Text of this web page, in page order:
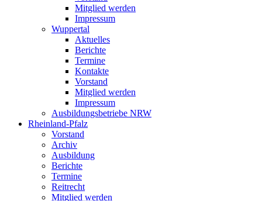
Mitglied werden
Impressum
Wuppertal
Aktuelles
Berichte
Termine
Kontakte
Vorstand
Mitglied werden
Impressum
Ausbildungsbetriebe NRW
Rheinland-Pfalz
Vorstand
Archiv
Ausbildung
Berichte
Termine
Reitrecht
Mitglied werden